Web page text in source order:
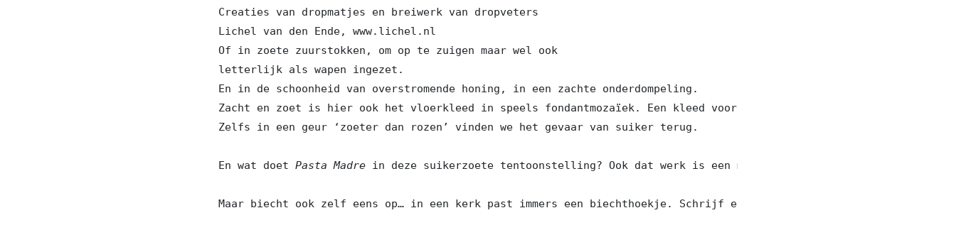
Creaties van dropmatjes en breiwerk van dropveters
Lichel van den Ende, www.lichel.nl
Of in zoete zuurstokken, om op te zuigen maar wel ook
letterlijk als wapen ingezet.
En in de schoonheid van overstromende honing, in een zachte onderdompeling.
Zacht en zoet is hier ook het vloerkleed in speels fondantmozaïek. Een kleed voor warmte en luxe, maar wel in
Zelfs in een geur ‘zoeter dan rozen’ vinden we het gevaar van suiker terug.
En wat doet Pasta Madre in deze suikerzoete tentoonstelling? Ook dat werk is een metafoor voor verborgen gevaar,
Maar biecht ook zelf eens op… in een kerk past immers een biechthoekje. Schrijf en hang uw zoete zonde op, als